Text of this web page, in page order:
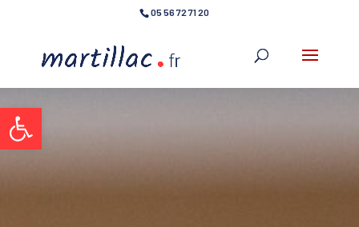
Ouvrir la barre d’outils
05 56 72 71 20